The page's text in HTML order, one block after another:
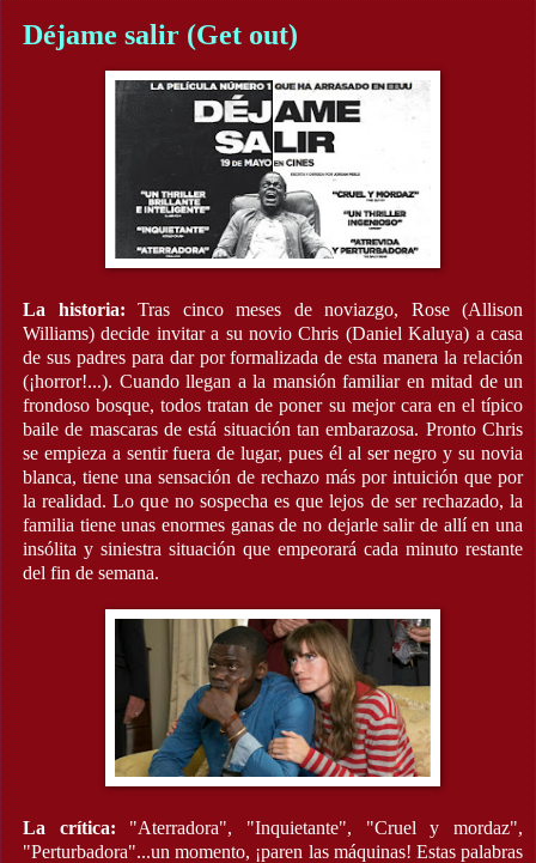
Déjame salir (Get out)
La historia: Tras cinco meses de noviazgo, Rose (Allison
Williams) decide invitar a su novio Chris (Daniel Kaluya) a casa
de sus padres para dar por formalizada de esta manera la relación
(¡horror!...). Cuando llegan a la mansión familiar en mitad de un
frondoso bosque, todos tratan de poner su mejor cara en el típico
baile de mascaras de está situación tan embarazosa. Pronto Chris
se empieza a sentir fuera de lugar, pues él al ser negro y su novia
blanca, tiene una sensación de rechazo más por intuición que por
la realidad. Lo que no sospecha es que lejos de ser rechazado, la
familia tiene unas enormes ganas de no dejarle salir de allí en una
insólita y siniestra situación que empeorará cada minuto restante
del fin de semana.
La crítica: "Aterradora", "Inquietante", "Cruel y mordaz",
"Perturbadora"...un momento, ¡paren las máquinas! Estas palabras